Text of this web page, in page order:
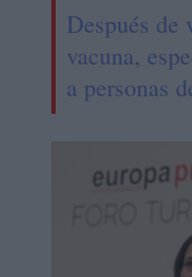
Después de
vacuna,
a personas